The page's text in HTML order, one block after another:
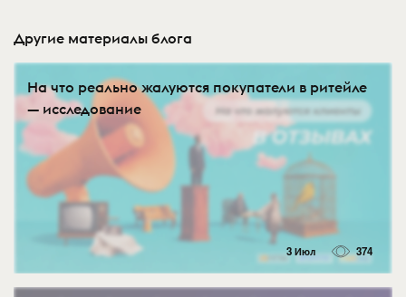
Другие материалы блога
На что реально жалуются покупатели в ритейле
— исследование
3 Июл 374